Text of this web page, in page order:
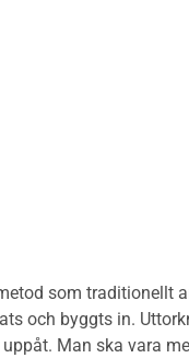
som traditionellt
och byggts in.
Man ska vara